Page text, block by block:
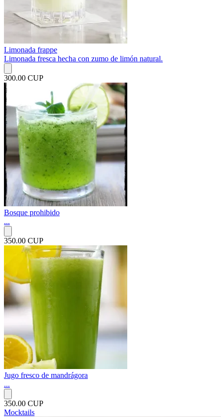
Limonada frappe
Limonada fresca hecha con zumo de limón natural.
300.00 CUP
Bosque prohibido
...
350.00 CUP
Jugo fresco de mandrágora
...
350.00 CUP
Mocktails